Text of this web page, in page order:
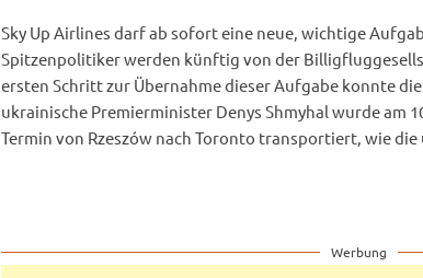
Sky Up Airlines darf ab sofort eine neue, wichtige
Spitzenpolitiker werden künftig von der
ersten Schritt zur Übernahme dieser Aufgabe konnte
ukrainische Premierminister Denys Shmyhal wurde am
Termin von Rzeszów nach Toronto transportiert, wie
Werbung